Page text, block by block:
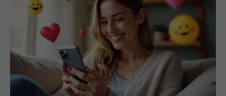
Ziua Internațională a Fericirii 2026: bunăstarea în
era digitală